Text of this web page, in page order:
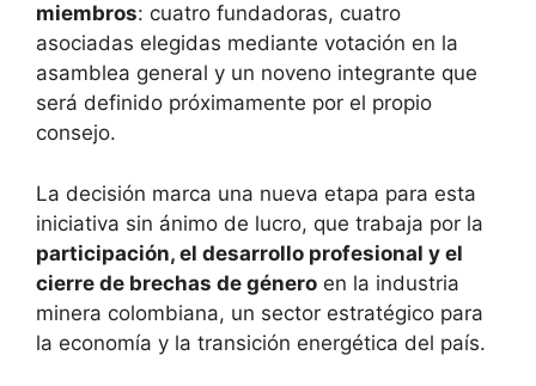
miembros: cuatro fundadoras, cuatro
asociadas elegidas mediante votación en la
asamblea general y un noveno integrante que
será definido próximamente por el propio
consejo.
La decisión marca una nueva etapa para esta
iniciativa sin ánimo de lucro, que trabaja por la
participación, el desarrollo profesional y el
cierre de brechas de género en la industria
minera colombiana, un sector estratégico para
la economía y la transición energética del país.